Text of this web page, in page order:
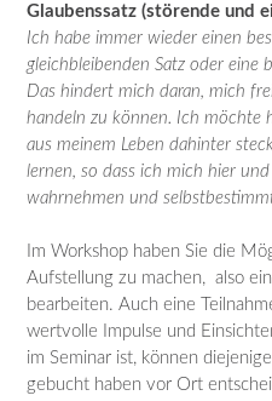
Glaubenssatz (störende und
Ich habe immer wieder einen
gleichbleibenden Satz oder eine
Das hindert mich daran, mich
handeln zu können. Ich möchte
aus meinem Leben dahinter
lernen, so dass ich mich hier
wahrnehmen und
Im Workshop haben Sie die
Aufstellung zu machen, also
bearbeiten. Auch eine
wertvolle Impulse und
im Seminar ist, können
gebucht haben vor Ort